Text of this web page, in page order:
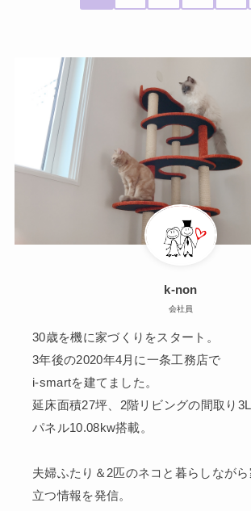
k-non
会社員
30歳を機に家づくりをスタート。
3年後の2020年4月に一条工務店で
i-smartを建てました。
延床面積27坪、2階リビングの間取り
パネル10.08kw搭載。
夫婦ふたり＆2匹のネコと暮らしなが
立つ情報を発信。